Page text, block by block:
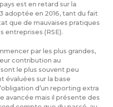
est en retard sur la
adoptée en 2016, tant du fait
que de mauvaises pratiques
entreprises (RSE).
par les plus grandes,
contribution au
le plus souvent peu
évaluées sur la base
d’un reporting extra
avancée mais il présente des